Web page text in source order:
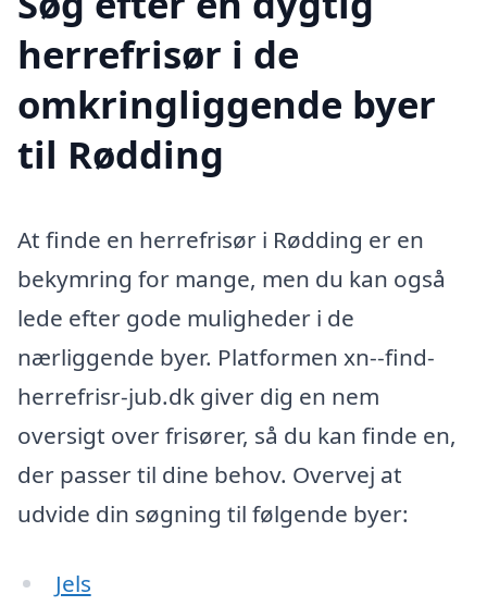
herrefrisør i de
omkringliggende byer
til Rødding
At finde en herrefrisør i Rødding er en
bekymring for mange, men du kan også
lede efter gode muligheder i de
nærliggende byer. Platformen xn--find-
herrefrisr-jub.dk giver dig en nem
oversigt over frisører, så du kan finde en,
der passer til dine behov. Overvej at
udvide din søgning til følgende byer:
Jels